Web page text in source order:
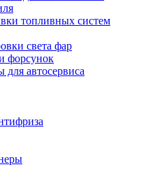
топливных систем
света фар
форсунок
для автосервиса